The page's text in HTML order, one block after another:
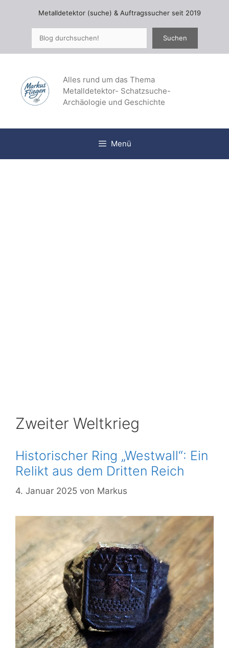
springen
Metalldetektor (suche) & Auftragssucher seit 2019
Suchen
Alles rund um das Thema
Metalldetektor- Schatzsuche-
Archäologie und Geschichte
Menü
Zweiter Weltkrieg
Historischer Ring „Westwall“: Ein
Relikt aus dem Dritten Reich
4. Januar 2025 von Markus